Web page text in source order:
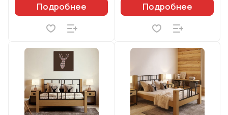
Подробнее Подробнее